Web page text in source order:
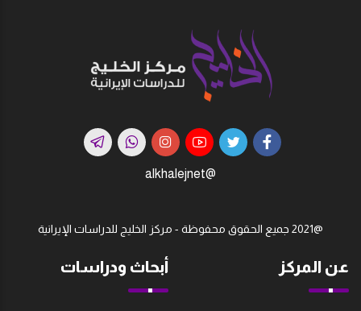
@alkhalejnet
@2021 جميع الحقوق محفوظة - مركز الخليج للدراسات اﻹيرانية
عن المركز أبحاث ودراسات